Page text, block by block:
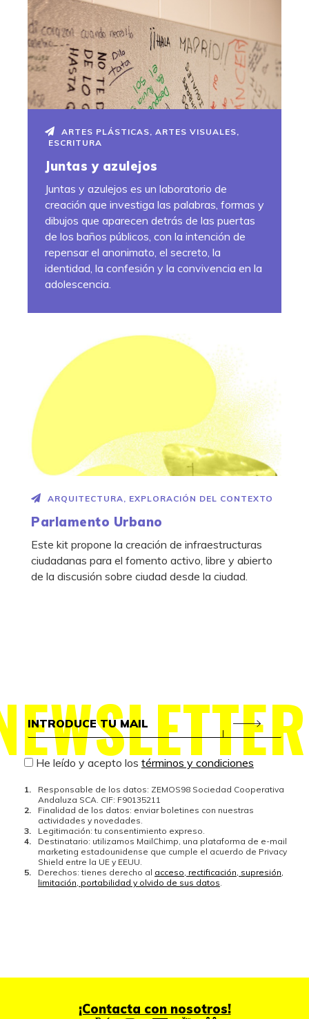
ARTES PLÁSTICAS ARTES VISUALES
ESCRITURA
Juntas y azulejos
Juntas y azulejos es un laboratorio de
creación que investiga las palabras, formas y
dibujos que aparecen detrás de las puertas
de los baños públicos, con la intención de
repensar el anonimato, el secreto, la
identidad, la confesión y la convivencia en la
adolescencia.
ARQUITECTURA, EXPLORACIÓN DEL CONTEXTO
Parlamento Urbano
Este kit propone la creación de infraestructuras
ciudadanas para el fomento activo, libre y abierto
de la discusión sobre ciudad desde la ciudad.
He leído y acepto los términos y condiciones
Responsable de los datos: ZEMOS98 Sociedad Cooperativa
Andaluza SCA. CIF: F90135211
Finalidad de los datos: enviar boletines con nuestras
actividades y novedades.
Legitimación: tu consentimiento expreso.
Destinatario: utilizamos MailChimp, una plataforma de e-mail
marketing estadounidense que cumple el acuerdo de Privacy
Shield entre la UE y EEUU.
Derechos: tienes derecho al acceso, rectificación, supresión,
limitación, portabilidad y olvido de sus datos
¡Contacta con nosotros!